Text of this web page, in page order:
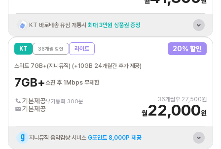
KT 바로배송 유심 개통시 최대 3만원 상품권 증정
KT 인터넷/IPTV결합시 휴대폰 요금할인
KT 36개월 할인 라이트 20% 할인
스위트 7GB+(지니뮤직) (+10GB 24개월간 추가 제공)
7GB+소진 후 1Mbps 무제한
기본제공부가통화 300분
기본제공
36개월후 27,500원
월22,000원
지니뮤직 음악감상 서비스 G포인트 8,000P 제공